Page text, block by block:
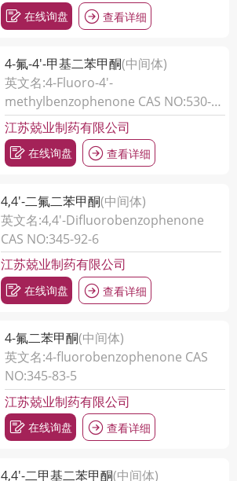
在线询盘 查看详细
4-氟-4'-甲基二苯甲酮(中间体)
英文名:4-Fluoro-4'-
methylbenzophenone CAS NO:530-
46-1
江苏兢业制药有限公司
在线询盘 查看详细
4,4'-二氟二苯甲酮(中间体)
英文名:4,4'-Difluorobenzophenone
CAS NO:345-92-6
江苏兢业制药有限公司
在线询盘 查看详细
4-氟二苯甲酮(中间体)
英文名:4-fluorobenzophenone CAS
NO:345-83-5
江苏兢业制药有限公司
在线询盘 查看详细
4,4'-二甲基二苯甲酮(中间体)